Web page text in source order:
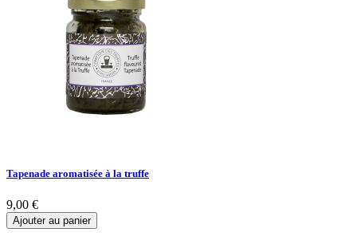
Tapenade aromatisée à la truffe
9,00 €
Ajouter au panier